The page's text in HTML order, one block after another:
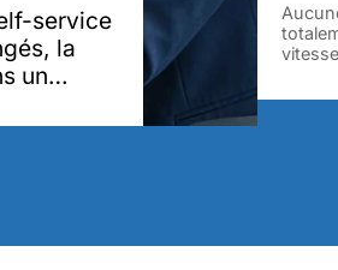
service
la
un…